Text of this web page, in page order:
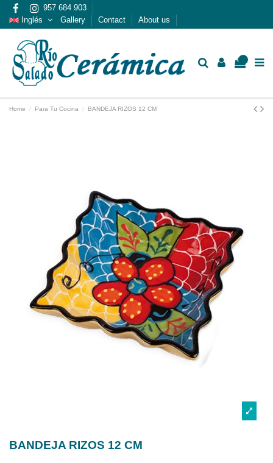
957 684 903
Inglés
Gallery Contact About us
Home Para Tu Cocina BANDEJA RIZOS 12 CM
BANDEJA RIZOS 12 CM